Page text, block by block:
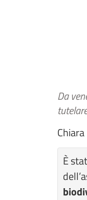
Da
È